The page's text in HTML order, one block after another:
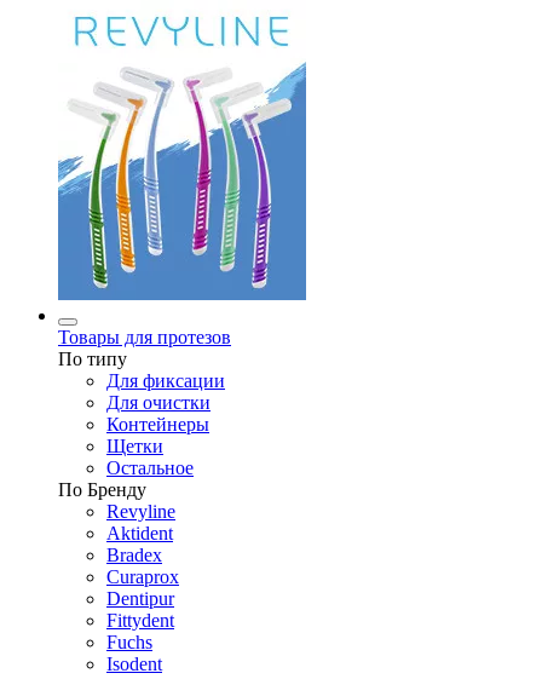
Товары для протезов
По типу
Для фиксации
Для очистки
Контейнеры
Щетки
Остальное
По Бренду
Revyline
Aktident
Bradex
Curaprox
Dentipur
Fittydent
Fuchs
Isodent